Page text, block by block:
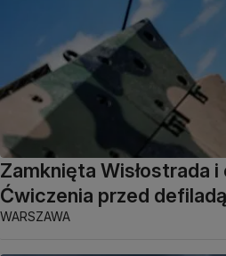
Zamknięta Wisłostrada
Ćwiczenia przed defiladą
WARSZAWA